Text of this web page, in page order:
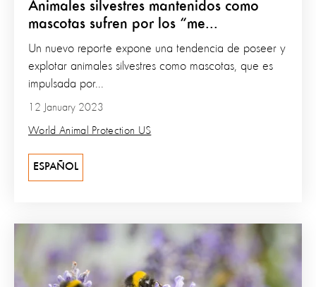
Animales silvestres mantenidos como
mascotas sufren por los “me...
12 January 2023
World Animal Protection US
Un nuevo reporte expone una tendencia de poseer y
explotar animales silvestres como mascotas, que es
impulsada por...
ESPAÑOL